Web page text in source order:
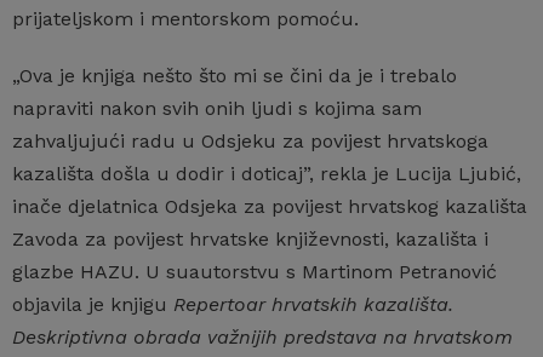
prijateljskom i mentorskom pomoću.
„Ova je knjiga nešto što mi se čini da je i trebalo
napraviti nakon svih onih ljudi s kojima sam
zahvaljujući radu u Odsjeku za povijest hrvatskoga
kazališta došla u dodir i doticaj”, rekla je Lucija Ljubić,
inače djelatnica Odsjeka za povijest hrvatskog kazališta
Zavoda za povijest hrvatske književnosti, kazališta i
glazbe HAZU. U suautorstvu s Martinom Petranović
objavila je knjigu Repertoar hrvatskih kazališta.
Deskriptivna obrada važnijih predstava na hrvatskom